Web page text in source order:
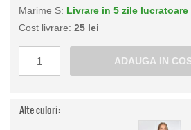
Marime S: Livrare in 5 zile lucratoare
Cost livrare: 25 lei
Alte culori: